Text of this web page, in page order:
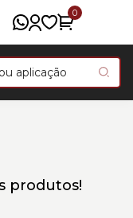
0
produtos!